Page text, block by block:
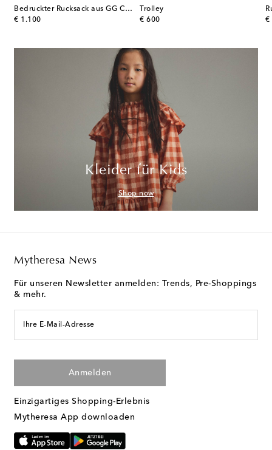
Bedruckter Rucksack aus GG Canvas
€ 1.100
original price
Trolley
€ 600
original price €
Kleider für Kids
Shop now
Mytheresa News
Für unseren Newsletter anmelden: Trends, Pre-Shoppings
& mehr.
Ihre E-Mail-Adresse
Anmelden
Einzigartiges Shopping-Erlebnis
Mytheresa App downloaden